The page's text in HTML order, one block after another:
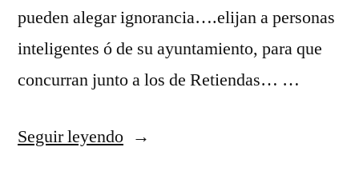
pueden alegar ignorancia….elijan a personas
inteligentes ó de su ayuntamiento, para que
concurran junto a los de Retiendas… …
Seguir leyendo«Deslinde